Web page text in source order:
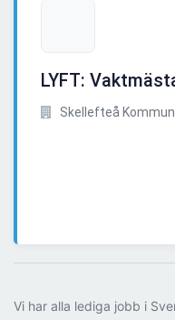
LYFT:
Skellefteå
Vi har alla lediga jobb i